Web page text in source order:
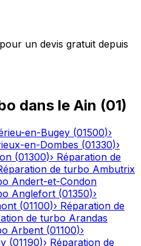
un devis gratuit depuis
dans le Ain (01)
en-Bugey (01500)›
en-Dombes (01330)›
(01300)› Réparation de
de turbo Ambutrix
Andert-et-Condon
Anglefort (01350)›
(01100)› Réparation de
de turbo Arandas
Arbent (01100)›
(01190)› Réparation de